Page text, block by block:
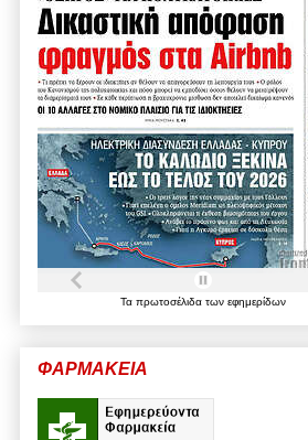
Τα πρωτοσέλιδα των εφημερίδων
ΦΑΡΜΑΚΕΙΑ